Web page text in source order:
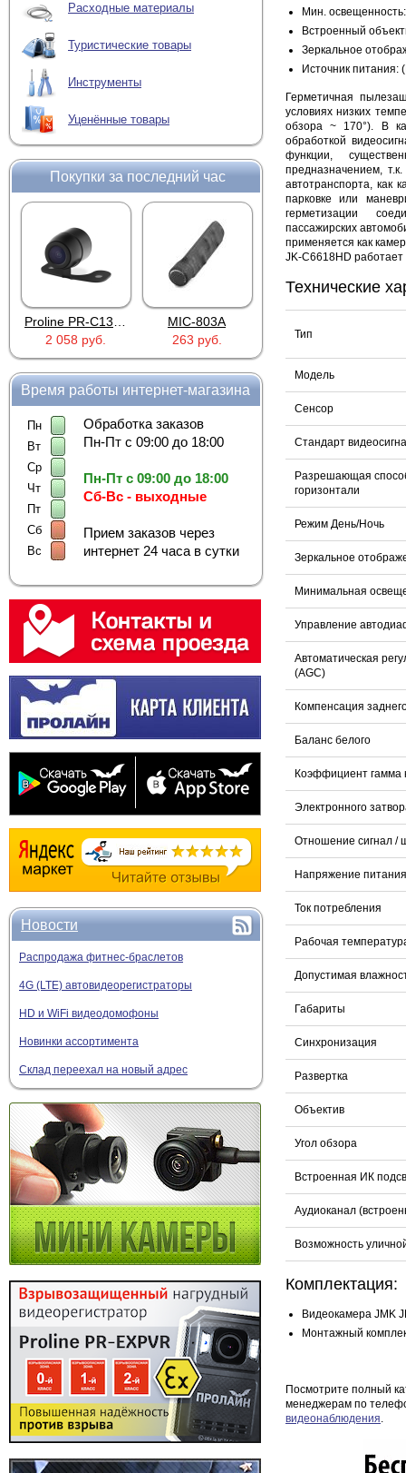
Расходные материалы
Туристические товары
Инструменты
Уценённые товары
Покупки за последний час
2 058 руб.
MIC-803A
263 руб.
386 руб.
Время работы интернет-магазина
Пн
Вт
Ср
Чт
Пт
Сб
Вс
Обработка заказов
Пн-Пт с 09:00 до 18:00
Пн-Пт с 09:00 до 18:00
Сб-Вс - выходные
Прием заказов через
интернет 24 часа в сутки
Новости
Распродажа фитнес-браслетов
4G (LTE) автовидеорегистраторы
HD и WiFi видеодомофоны
Новинки ассортимента
Склад переехал на новый адрес
Мин.
Встроенный
Зеркальное
Источник питания:
Герметичная
условиях низких
обзора ~ 170°). В
обработкой
функции,
предназначением,
автотранспорта, как
парковке или
герметизации
пассажирских
применяется как
JK-C6618HD работает
Технические
Тип
Модель
Сенсор
Стандарт
Разрешающая
горизонтали
Режим День/Ночь
Зеркальное
Минимальная
Управление
Автоматическая
(AGC)
Компенсация
Баланс белого
Коэффициент гамма
Электронного
Отношение сигнал /
Напряжение питания
Ток потребления
Рабочая
Допустимая
Габариты
Синхронизация
Развертка
Объектив
Угол обзора
Встроенная ИК
Аудиоканал
Возможность
Комплектация:
Видеокамера JMK
Монтажный
Посмотрите полный
менеджерам по
видеонаблюдения.